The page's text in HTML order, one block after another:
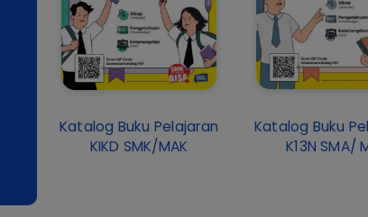
Katalog Buku Pelajaran
KIKD SMK/MAK
Katalog Buku
K13N SMA/